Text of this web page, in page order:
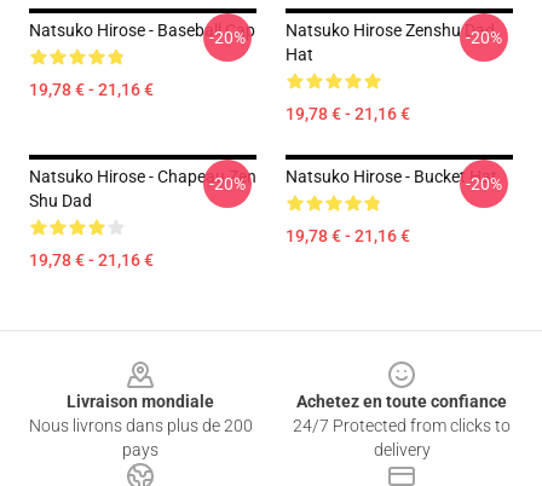
Natsuko Hirose - Baseball Cap
19,78 € - 21,16 €
-20%
Natsuko Hirose Zenshu Dad
Hat
19,78 € - 21,16 €
-20%
Natsuko Hirose - Chapeau Zen
Shu Dad
19,78 € - 21,16 €
-20% Natsuko Hirose - Bucket Hat
19,78 € - 21,16 €
-20%
Livraison mondiale
Nous livrons dans plus de 200
pays
Achetez en toute confiance
24/7 Protected from clicks to
delivery